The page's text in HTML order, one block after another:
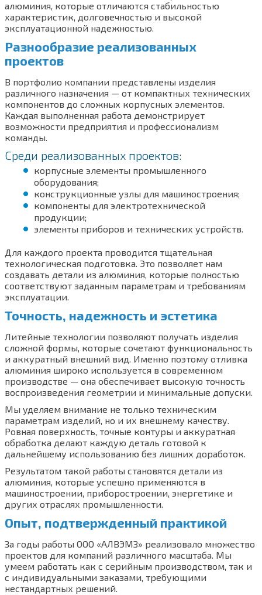
алюминия, которые отличаются стабильностью
характеристик, долговечностью и высокой
эксплуатационной надежностью.
Разнообразие реализованных
проектов
В портфолио компании представлены изделия
различного назначения — от компактных технических
компонентов до сложных корпусных элементов.
Каждая выполненная работа демонстрирует
возможности предприятия и профессионализм
команды.
Среди реализованных проектов:
корпусные элементы промышленного
оборудования;
конструкционные узлы для машиностроения;
компоненты для электротехнической
продукции;
элементы приборов и технических устройств.
Для каждого проекта проводится тщательная
технологическая подготовка. Это позволяет нам
создавать детали из алюминия, которые полностью
соответствуют заданным параметрам и требованиям
эксплуатации.
Точность, надежность и эстетика
Литейные технологии позволяют получать изделия
сложной формы, которые сочетают функциональность
и аккуратный внешний вид. Именно поэтому отливка
алюминия широко используется в современном
производстве — она обеспечивает высокую точность
воспроизведения геометрии и минимальные допуски.
Мы уделяем внимание не только техническим
параметрам изделий, но и их внешнему качеству.
Ровная поверхность, точные контуры и аккуратная
обработка делают каждую деталь готовой к
дальнейшему использованию без лишних доработок.
Результатом такой работы становятся детали из
алюминия, которые успешно применяются в
машиностроении, приборостроении, энергетике и
других отраслях промышленности.
Опыт, подтвержденный практикой
За годы работы ООО «АЛВЭМЗ» реализовало множество
проектов для компаний различного масштаба. Мы
умеем работать как с серийным производством, так и
с индивидуальными заказами, требующими
нестандартных решений.